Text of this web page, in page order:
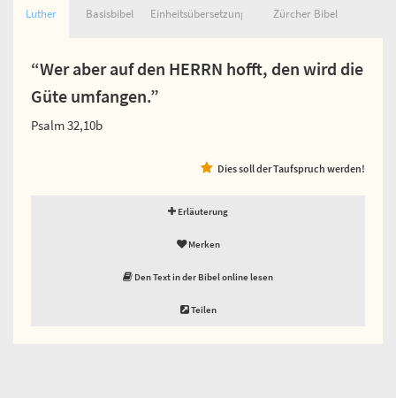
Luther Basisbibel Einheitsübersetzung Zürcher Bibel
“Wer aber auf den HERRN hofft, den wird die
Güte umfangen.”
Psalm 32,10b
Dies soll der Taufspruch werden!
Erläuterung
Merken
Den Text in der Bibel online lesen
Teilen